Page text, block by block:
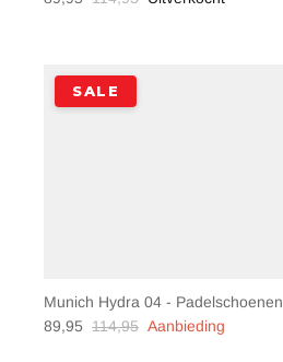
SALE
Munich Hydra 04 - Padelschoenen
89,95 114,95 Aanbieding